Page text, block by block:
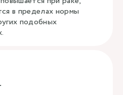
в пределах нормы
подобных